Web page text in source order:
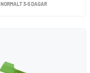
NORMALT 3-5 DAGAR